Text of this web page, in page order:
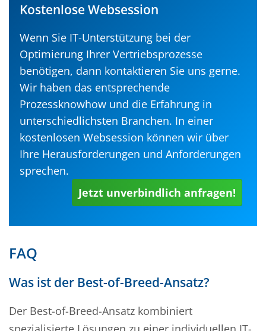
Kostenlose Websession
Wenn Sie IT-Unterstützung bei der
Optimierung Ihrer Vertriebsprozesse
benötigen, dann kontaktieren Sie uns gerne.
Wir haben das entsprechende
Prozessknowhow und die Erfahrung in
unterschiedlichsten Branchen. In einer
kostenlosen Websession können wir über
Ihre Herausforderungen und Anforderungen
sprechen.
Jetzt unverbindlich anfragen!
FAQ
Was ist der Best-of-Breed-Ansatz?
Der Best-of-Breed-Ansatz kombiniert